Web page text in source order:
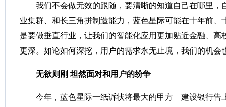
我们不会做无效的跟随，要清晰的知道自己在哪里，
业集群、和长三角拼制造能力，蓝色星际可能在十年前、
是要做垂直行业，让我们的智能化应用更加贴近金融、高
更深。如论如何深挖，用户的需求永无止境，我们的机会
无欲则刚 坦然面对和用户的纷争
今年，蓝色星际一纸诉状将最大的甲方—建设银行告